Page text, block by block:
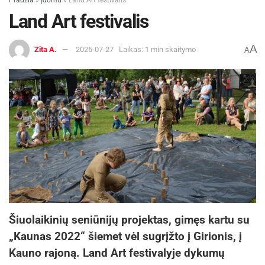
Land Art festivalis
Zita A. 2025-07-27 Laikas: 1 min skaitymo AA
Šiuolaikinių seniūnijų projektas, gimęs kartu su
„Kaunas 2022“ šiemet vėl sugrįžto į Girionis, į
Kauno rajoną. Land Art festivalyje dykumų